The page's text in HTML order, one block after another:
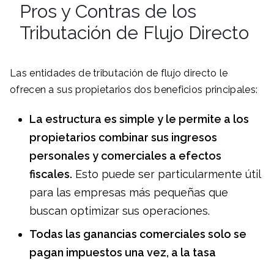
Pros y Contras de los
Tributación de Flujo Directo
Las entidades de tributación de flujo directo le
ofrecen a sus propietarios dos beneficios principales:
La estructura es simple y le permite a los
propietarios combinar sus ingresos
personales y comerciales a efectos
fiscales. Esto puede ser particularmente útil
para las empresas más pequeñas que
buscan optimizar sus operaciones.
Todas las ganancias comerciales solo se
pagan impuestos una vez, a la tasa